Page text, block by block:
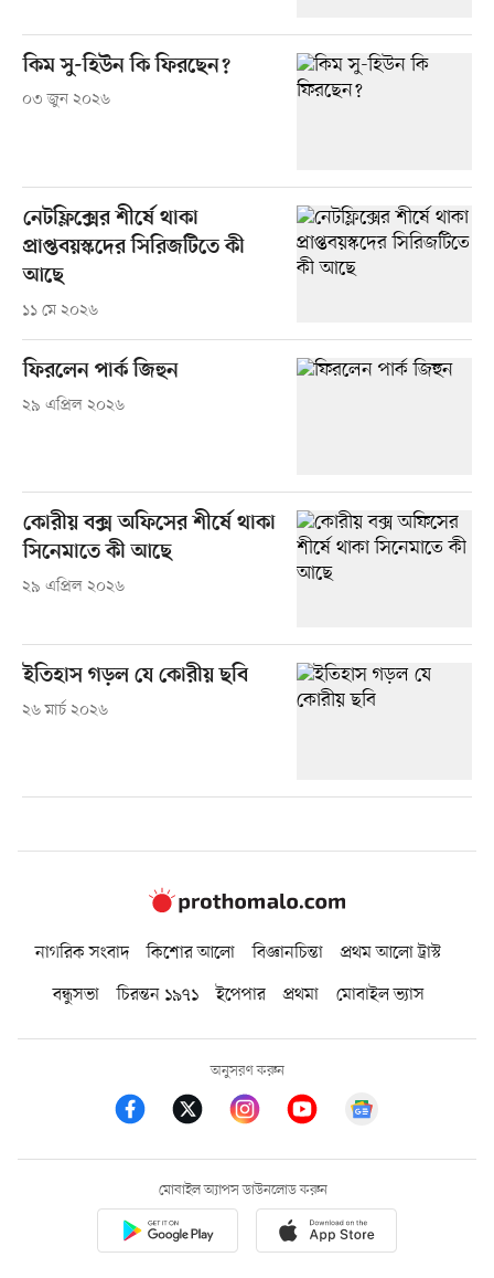
কিম সু-হিউন কি ফিরছেন?
০৩ জুন ২০২৬
নেটফ্লিক্সের শীর্ষে থাকা
প্রাপ্তবয়স্কদের সিরিজটিতে কী
আছে
১১ মে ২০২৬
ফিরলেন পার্ক জিহুন
২৯ এপ্রিল ২০২৬
কোরীয় বক্স অফিসের শীর্ষে থাকা
সিনেমাতে কী আছে
২৯ এপ্রিল ২০২৬
ইতিহাস গড়ল যে কোরীয় ছবি
২৬ মার্চ ২০২৬
নাগরিক সংবাদ কিশোর আলো বিজ্ঞানচিন্তা
প্রথম আলো ট্রাস্ট
বন্ধুসভা
চিরন্তন ১৯৭১ ইপেপার প্রথমা মোবাইল ভ্যাস
অনুসরণ করুন
মোবাইল অ্যাপস ডাউনলোড করুন